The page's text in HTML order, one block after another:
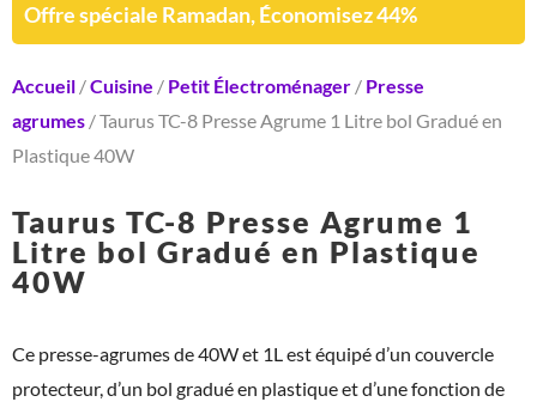
Offre spéciale Ramadan, Économisez 44%
Accueil /Cuisine / Petit Électroménager / Presse
agrumes / Taurus TC-8 Presse Agrume 1 Litre bol Gradué en
Plastique 40W
Taurus TC-8 Presse Agrume 1
Litre bol Gradué en Plastique
40W
Ce presse-agrumes de 40W et 1L est équipé d’un couvercle
protecteur, d’un bol gradué en plastique et d’une fonction de